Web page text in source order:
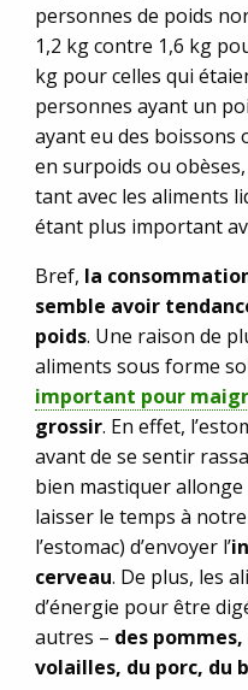
personnes de poids
1,2 kg contre 1,6 kg
kg pour celles qui
personnes ayant un
ayant eu des boissons
en surpoids ou
tant avec les aliments
étant plus important
Bref, la
semble avoir
poids. Une raison de
aliments sous forme
important pour
grossir. En effet,
avant de se sentir
bien mastiquer allonge
laisser le temps à
l’estomac) d’envoyer l’
cerveau. De plus, les
d’énergie pour être
autres – des
volailles, du porc, du